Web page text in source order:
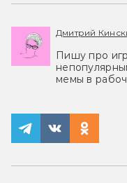
Дмитрий
Пишу про
мемы в